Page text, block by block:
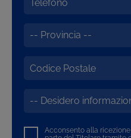
Acconsento alla